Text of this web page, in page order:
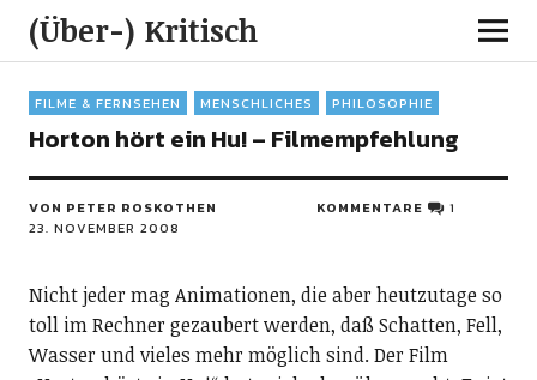
(Über-) Kritisch
FILME & FERNSEHEN MENSCHLICHES PHILOSOPHIE
Horton hört ein Hu! – Filmempfehlung
VON PETER ROSKOTHEN
23. NOVEMBER 2008
KOMMENTARE 1
Nicht jeder mag Animationen, die aber heutzutage so
toll im Rechner gezaubert werden, daß Schatten, Fell,
Wasser und vieles mehr möglich sind. Der Film